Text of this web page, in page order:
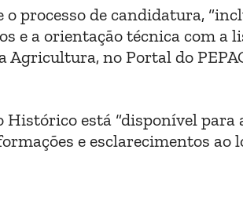
processo de candidatura,
e a orientação técnica com a
no Portal do
Histórico está “disponível para
e esclarecimentos ao